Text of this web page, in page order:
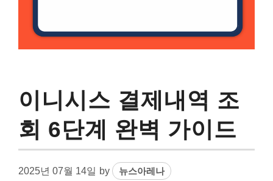
이니시스 결제내역 조
회 6단계 완벽 가이드
2025년 07월 14일 by 뉴스아레나